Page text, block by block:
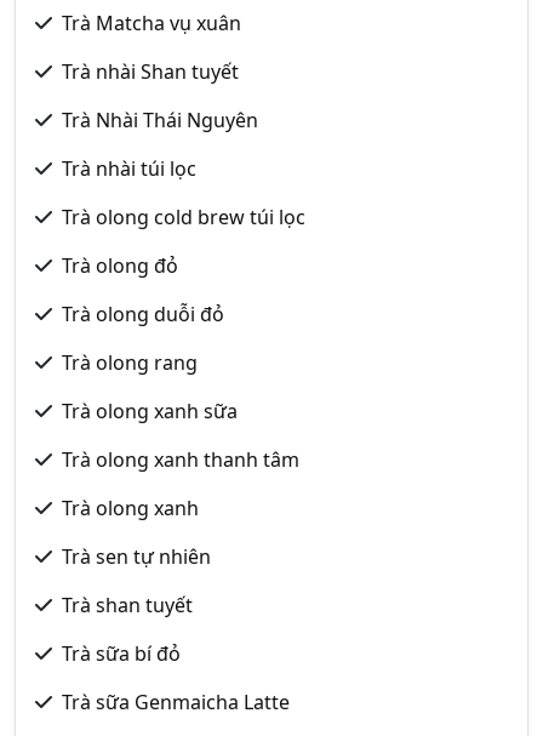
Trà Matcha vụ xuân
Trà nhài Shan tuyết
Trà Nhài Thái Nguyên
Trà nhài túi lọc
Trà olong cold brew túi lọc
Trà olong đỏ
Trà olong duỗi đỏ
Trà olong rang
Trà olong xanh sữa
Trà olong xanh thanh tâm
Trà olong xanh
Trà sen tự nhiên
Trà shan tuyết
Trà sữa bí đỏ
Trà sữa Genmaicha Latte